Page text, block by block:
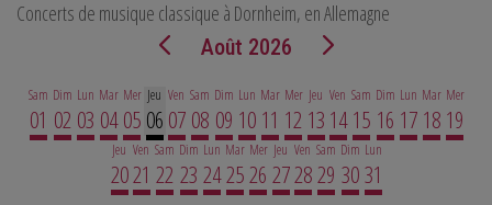
Concerts de musique classique à Dornheim, en Allemagne
Août 2026
Sam
01
Dim
02
Lun
03
Mar
04
Mer
05
Jeu
06
Ven
07
Sam
08
Dim
09
Lun
10
Mar
11
Mer
12
Jeu
13
Ven
14
Sam
15
Dim
16
Lun
17
Mar
18
Mer
19
Jeu
20
Ven
21
Sam
22
Dim
23
Lun
24
Mar
25
Mer
26
Jeu
27
Ven
28
Sam
29
Dim
30
Lun
31